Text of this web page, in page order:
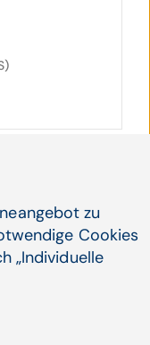
als Sozial­
(IV)
zu
Cookies
„Individuelle